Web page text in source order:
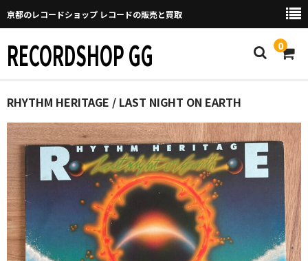
京都のレコードショップ レコードの販売と買取
RECORDSHOP GG 0
Home
マイページ
GGについて
買取について
取り置きなどについて
Categories
RHYTHM HERITAGE / LAST NIGHT ON EARTH